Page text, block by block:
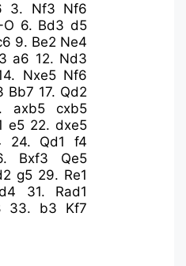
3. Nf3 Nf6
O 6. Bd3 d5
9. Be2 Ne4
a6 12. Nd3
Nxe5 Nf6
Bb7 17. Qd2
axb5
cxb5
e5 22.dxe5
24. Qd1
f4
Bxf3
Qe5
g5 29. Re1
31. Rad1
33. b3
Kf7